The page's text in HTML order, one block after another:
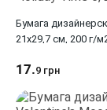
Бумага
21х29,7 см, 200 г/
17.9 грн